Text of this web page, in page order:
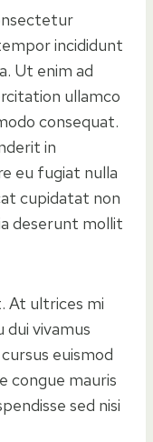
incididunt
Ut enim ad
ullamco
consequat.
in
eu fugiat nulla
cupidatat non
deserunt mollit
At ultrices mi
vivamus
euismod
congue mauris
sed nisi